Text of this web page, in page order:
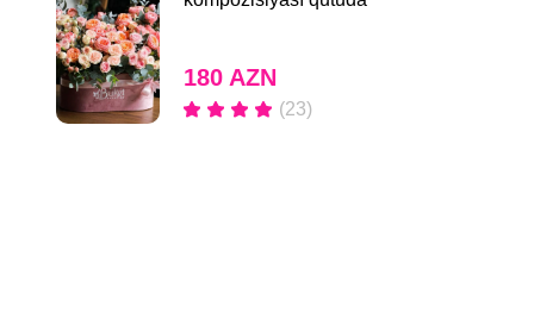
180 AZN
(23)